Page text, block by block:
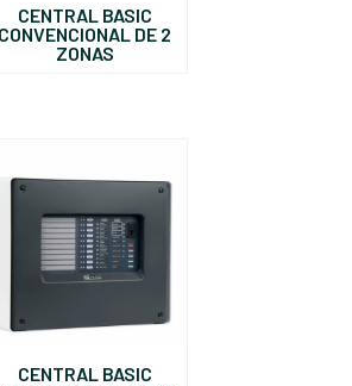
CENTRAL BASIC
CONVENCIONAL DE 2
ZONAS
CENTRAL BASIC